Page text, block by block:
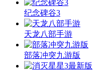
纪念碑谷3
天龙八部手游
部落冲突九游版